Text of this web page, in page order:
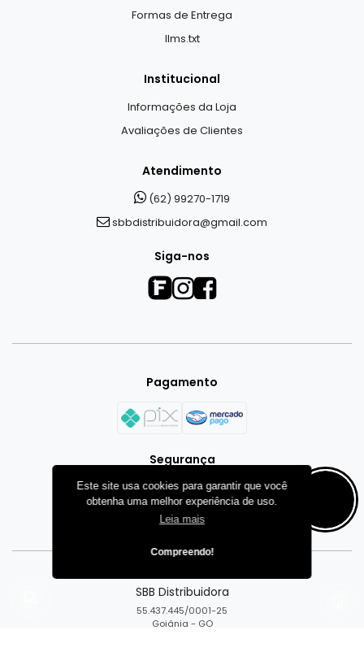
Este site usa cookies para garantir que você
obtenha uma melhor experiência de uso.
Leia mais
Compreendo!
Como podemos ajudar? ×
Formas de Entrega
llms.txt
Institucional
Informações da Loja
Avaliações de Clientes
Atendimento
(62) 99270-1719
sbbdistribuidora@gmail.com
Siga-nos
Pagamento
Segurança
SBB Distribuidora
55.437.445/0001-25
Goiânia - GO
Instale o app da loja
Acesse esta loja mais rápido